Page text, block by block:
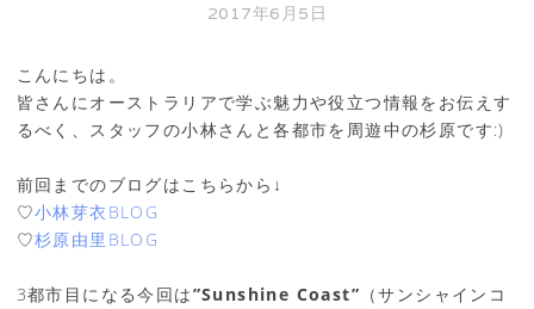
2017年6月5日
こんにちは。
皆さんにオーストラリアで学ぶ魅力や役立つ情報をお伝えす
るべく、スタッフの小林さんと各都市を周遊中の杉原です:)
前回までのブログはこちらから↓
♡小林芽衣BLOG
♡杉原由里BLOG
3都市目になる今回は”Sunshine Coast” （サンシャインコ